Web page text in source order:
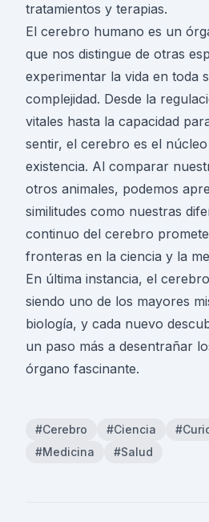
tratamientos y terapias.
El cerebro humano es un
que nos distingue de otras
experimentar la vida en toda
complejidad. Desde la
vitales hasta la capacidad
sentir, el cerebro es el
existencia. Al comparar
otros animales, podemos
similitudes como nuestras
continuo del cerebro
fronteras en la ciencia y la
En última instancia, el
siendo uno de los mayores
biología, y cada nuevo
un paso más a desentrañar
órgano fascinante.
#Cerebro #Ciencia
#Medicina
#Salud